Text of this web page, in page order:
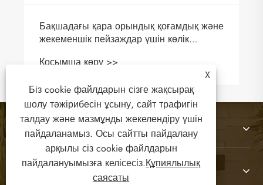
Бақшадағы қара орындық қоғамдық және
жекеменшік пейзаждар үшін көлік
табылады ма?
Қосымша көру >>
Біз туралы
Өнімдер
X
Біз cookie файлдарын сізге жақсырақ
шолу тәжірибесін ұсыну, сайт трафигін
талдау және мазмұнды жекелендіру үшін
пайдаланамыз. Осы сайтты пайдалану
арқылы сіз cookie файлдарын
пайдалануымызға келісесіз.Құпиялылық
саясаты